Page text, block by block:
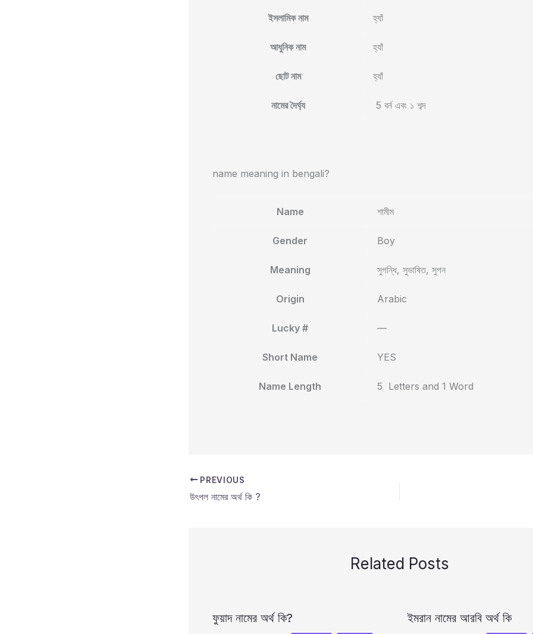
ইসলামিক নাম হ্যাঁ
আধুনিক নাম হ্যাঁ
ছোট নাম হ্যাঁ
নামের দৈর্ঘ্য 5 বর্ন এবং ১ শব্দ
name meaning in bengali?
Name শামীম
Gender Boy
Meaning সুগন্ধি, সুভাষিত, সুগন
Origin Arabic
Lucky # —
Short Name YES
Name Length 5 Letters and 1 Word
PREVIOUS
উৎপল নামের অর্থ কি ?
Related Posts
ফুয়াদ নামের অর্থ কি? ইমরান নামের আরবি অর্থ কি